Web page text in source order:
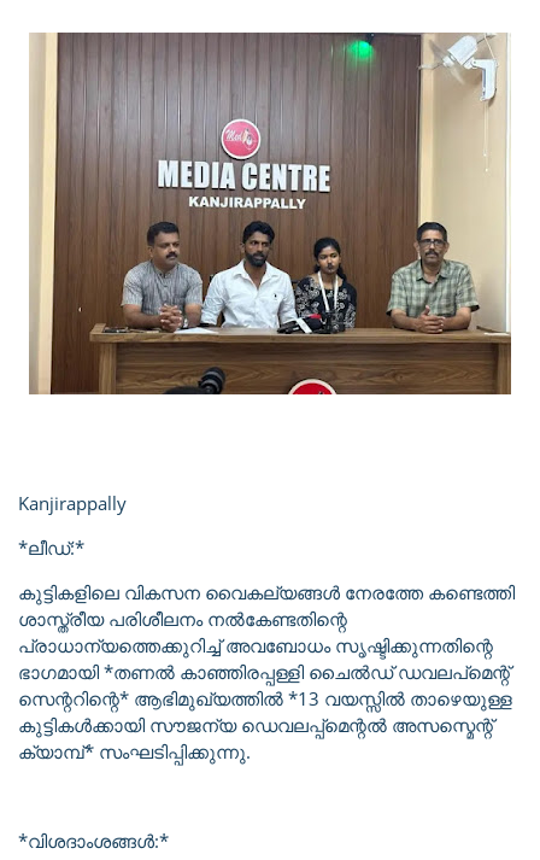
Kanjirappally
*ലീഡ്:*
കുട്ടികളിലെ വികസന വൈകല്യങ്ങൾ നേരത്തേ കണ്ടെത്തി
ശാസ്ത്രീയ പരിശീലനം നൽകേണ്ടതിന്റെ
പ്രാധാന്യത്തെക്കുറിച്ച് അവബോധം സൃഷ്ടിക്കുന്നതിന്റെ
ഭാഗമായി *തണൽ കാഞ്ഞിരപ്പള്ളി ചൈൽഡ് ഡവലപ്മെന്റ്
സെന്ററിന്റെ* ആഭിമുഖ്യത്തിൽ *13 വയസ്സിൽ താഴെയുള്ള
കുട്ടികൾക്കായി സൗജന്യ ഡെവലപ്പ്മെന്റൽ അസസ്മെന്റ്
ക്യാമ്പ്* സംഘടിപ്പിക്കുന്നു.
*വിശദാംശങ്ങൾ:*